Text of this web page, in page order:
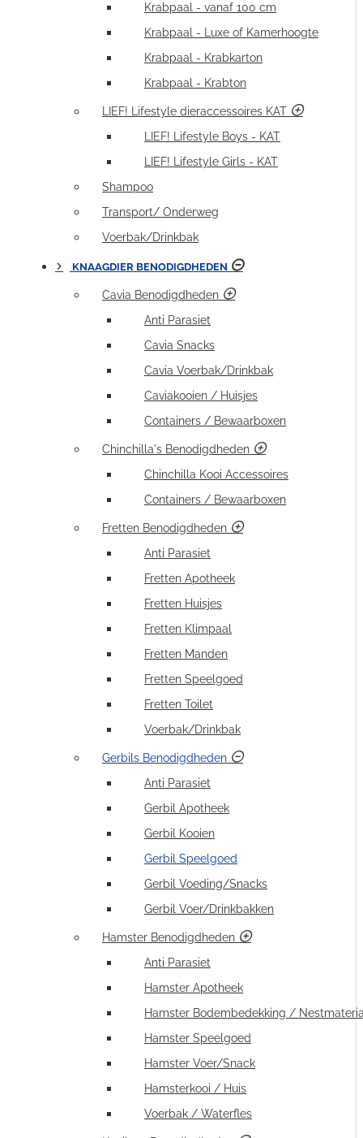
Krabpaal - vanaf 100 cm
Krabpaal - Luxe of Kamerhoogte
Krabpaal - Krabkarton
Krabpaal - Krabton
LIEF! Lifestyle dieraccessoires KAT
LIEF! Lifestyle Boys - KAT
LIEF! Lifestyle Girls - KAT
Shampoo
Transport/ Onderweg
Voerbak/Drinkbak
KNAAGDIER BENODIGDHEDEN
Cavia Benodigdheden
Anti Parasiet
Cavia Snacks
Cavia Voerbak/Drinkbak
Caviakooien / Huisjes
Containers / Bewaarboxen
Chinchilla's Benodigdheden
Chinchilla Kooi Accessoires
Containers / Bewaarboxen
Fretten Benodigdheden
Anti Parasiet
Fretten Apotheek
Fretten Huisjes
Fretten Klimpaal
Fretten Manden
Fretten Speelgoed
Fretten Toilet
Voerbak/Drinkbak
Gerbils Benodigdheden
Anti Parasiet
Gerbil Apotheek
Gerbil Kooien
Gerbil Speelgoed
Gerbil Voeding/Snacks
Gerbil Voer/Drinkbakken
Hamster Benodigdheden
Anti Parasiet
Hamster Apotheek
Hamster Bodembedekking /
Hamster Speelgoed
Hamster Voer/Snack
Hamsterkooi / Huis
Voerbak / Waterfles